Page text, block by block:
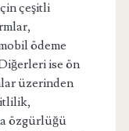
çeşitli
ödeme
ise ön
üzerinden
özgürlüğü